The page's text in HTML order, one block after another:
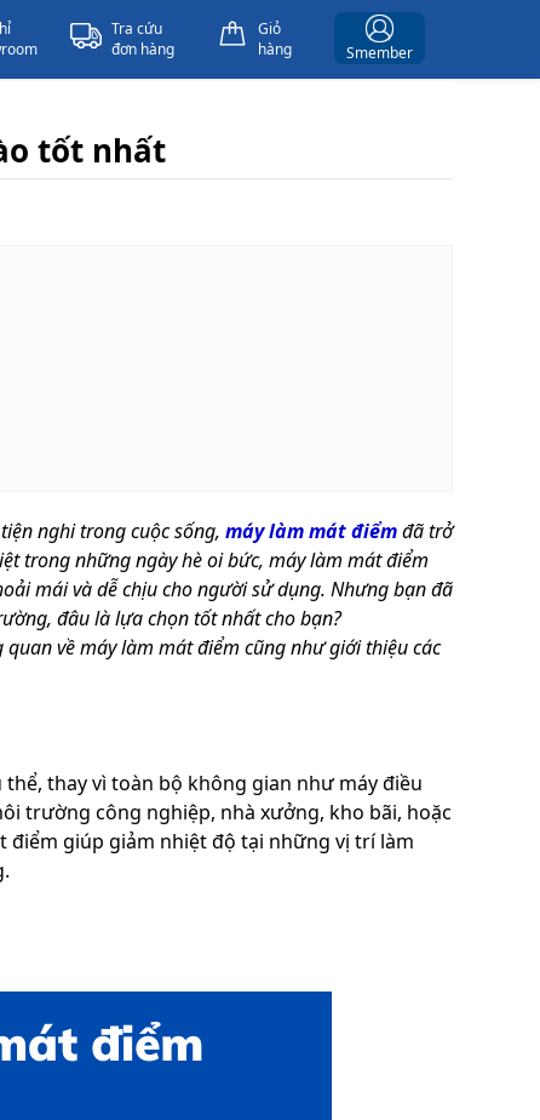
Tra cứu
đơn hàng
Giỏ
hàng
Smember
tốt nhất
nghi trong cuộc sống, máy làm mát điểmđã trở
trong những ngày hè oi bức, máy làm mát điểm
mái và dễ chịu cho người sử dụng. Nhưng bạn đã
đâu là lựa chọn tốt nhất cho bạn?
về máy làm mát điểm cũng như giới thiệu các
thay vì toàn bộ không gian như máy điều
trường công nghiệp, nhà xưởng, kho bãi, hoặc
điểm giúp giảm nhiệt độ tại những vị trí làm